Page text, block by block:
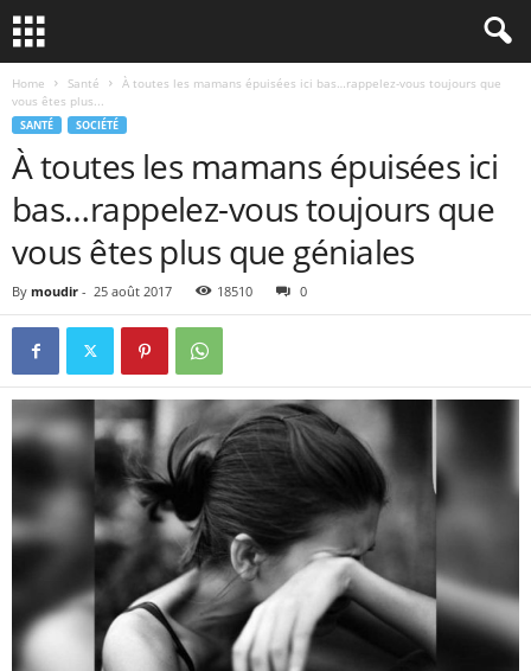
Home Santé
À toutes les mamans épuisées ici bas…rappelez-vous toujours que
vous êtes plus...
SANTÉ SOCIÉTÉ
À toutes les mamans épuisées ici
bas…rappelez-vous toujours que
vous êtes plus que géniales
By moudir - 25 août 2017 18510 0